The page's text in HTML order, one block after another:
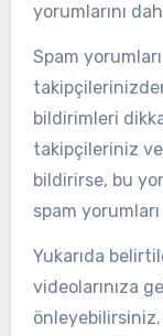
yorumlarını
Spam
bildirimleri
takipçileriniz
bildirirse, bu
spam
Yukarıda
videolarınıza
önleyebilirsiniz.